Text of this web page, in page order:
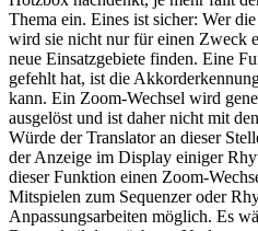
Thema ein. Eines ist sicher: Wer
wird sie nicht nur für einen Zweck
neue Einsatzgebiete finden. Eine
gefehlt hat, ist die
kann. Ein Zoom-Wechsel wird
ausgelöst und ist daher nicht mit
Würde der Translator an dieser
der Anzeige im Display einiger
dieser Funktion einen Zoom-
Mitspielen zum Sequenzer oder
Anpassungsarbeiten möglich. Es